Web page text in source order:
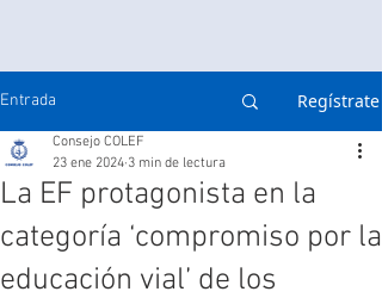
Entrada Regístrate
La EF protagonista en la
categoría ‘compromiso por la
educación vial’ de los
Consejo COLEF
23 ene 2024 3 min de lectura